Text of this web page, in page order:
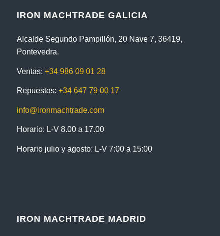
IRON MACHTRADE GALICIA
Alcalde Segundo Pampillón, 20 Nave 7, 36419,
Pontevedra.
Ventas: +34 986 09 01 28
Repuestos: +34 647 79 00 17
info@ironmachtrade.com
Horario: L-V 8.00 a 17.00
Horario julio y agosto: L-V 7:00 a 15:00
IRON MACHTRADE MADRID